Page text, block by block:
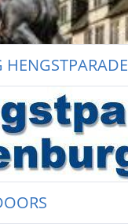
HENGSTPARADE